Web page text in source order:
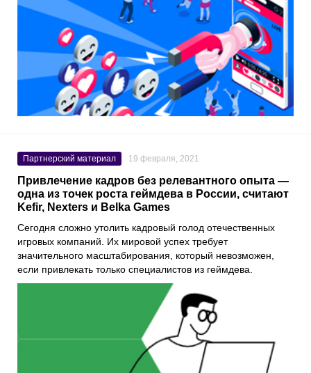
Партнерский материал 19 февраля, 2021
Привлечение кадров без релевантного опыта —
одна из точек роста геймдева в России, считают
Kefir, Nexters и Belka Games
Сегодня сложно утолить кадровый голод отечественных
игровых компаний. Их мировой успех требует
значительного масштабирования, который невозможен,
если привлекать только специалистов из геймдева.